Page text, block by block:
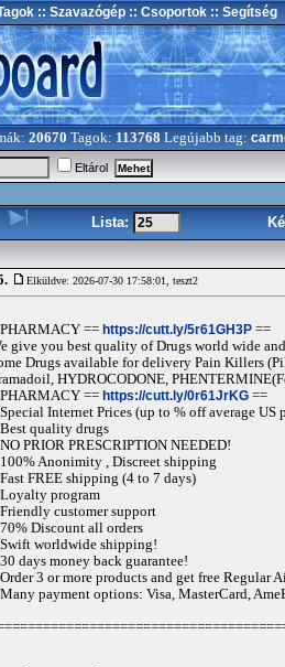
:: Szavazógép :: Csoportok :: Segítség
20670 Tagok: 113768 Legújabb tag:
Eltárol
Lista:
Elküldve: 2026-07-30 17:58:01, teszt2
== https://cutt.ly/5r61GH3P ==
give you best quality of Drugs world wide
Drugs available for delivery Pain Killers
HYDROCODONE,
== https://cutt.ly/0r61JrKG ==
Internet Prices (up to % off average US
quality drugs
PRIOR PRESCRIPTION NEEDED!
Anonimity , Discreet shipping
FREE shipping (4 to 7 days)
program
customer support
Discount all orders
worldwide shipping!
days money back guarantee!
3 or more products and get free Regular
payment options: Visa, MasterCard,